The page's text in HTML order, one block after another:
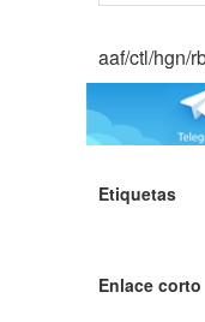
aaf/ctl/hgn/
Etiquetas
Enlace corto